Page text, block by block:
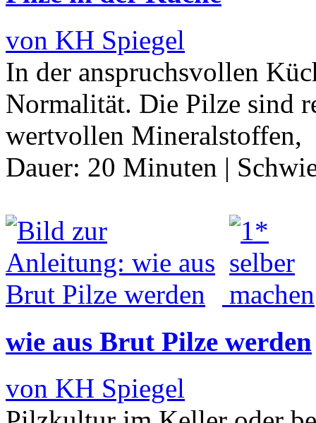
von KH Spiegel
In der anspruchsvollen
Normalität. Die Pilze sind
wertvollen Mineralstoffen,
Dauer: 20 Minuten |
wie aus Brut Pilze werden
von KH Spiegel